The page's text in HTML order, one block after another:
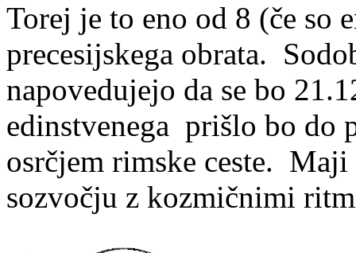
Torej je to eno od 8 (če so
precesijskega obrata.
napovedujejo da se bo
edinstvenega prišlo bo do
osrčjem rimske ceste.
sozvočju z kozmičnimi